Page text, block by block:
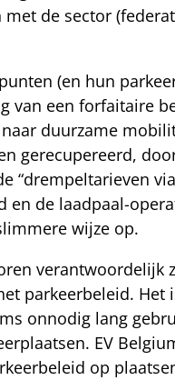
de sector
(en hun
een forfaitaire
duurzame
gerecupereerd,
“drempeltarieven
de laadpaal-
wijze op.
verantwoordelijk
parkeerbeleid.
onnodig lang
EV
op